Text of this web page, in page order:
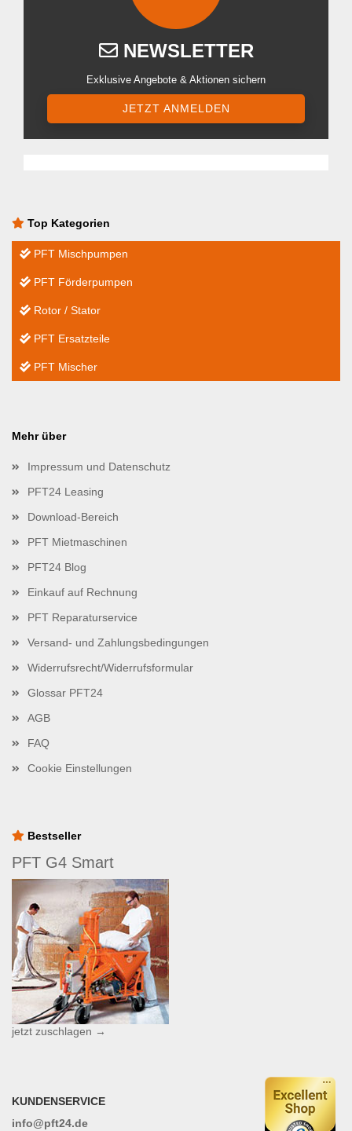
NEWSLETTER
Exklusive Angebote & Aktionen sichern
JETZT ANMELDEN
Top Kategorien
PFT Mischpumpen
PFT Förderpumpen
Rotor / Stator
PFT Ersatzteile
PFT Mischer
Mehr über
Impressum und Datenschutz
PFT24 Leasing
Download-Bereich
PFT Mietmaschinen
PFT24 Blog
Einkauf auf Rechnung
PFT Reparaturservice
Versand- und Zahlungsbedingungen
Widerrufsrecht/Widerrufsformular
Glossar PFT24
AGB
FAQ
Cookie Einstellungen
Bestseller
PFT G4 Smart
jetzt zuschlagen →
KUNDENSERVICE
info@pft24.de